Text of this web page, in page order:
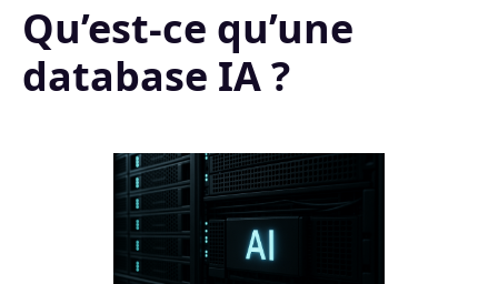
Qu’est-ce qu’une
database IA ?